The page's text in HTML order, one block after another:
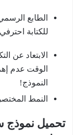
الطابع
للكتابة
الابتعاد عن
الوقت عدم
النموذج!
النمط